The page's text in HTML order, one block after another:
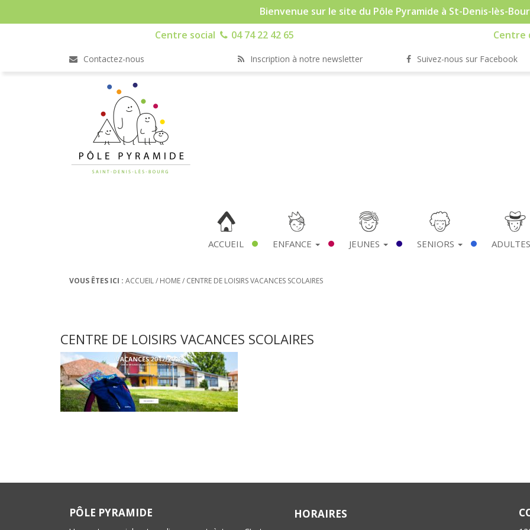
Bienvenue sur le site du Pôle Pyramide à St-Denis-lès-
Centre social
04 74 22 42 65 Centre
Contactez-nous Inscription à notre newsletter Suivez-nous sur Facebook
ACCUEIL ENFANCE JEUNES SENIORS ADULTES
VOUS ÊTES ICI : ACCUEIL/ HOME/ CENTRE DE LOISIRS VACANCES SCOLAIRES
CENTRE DE LOISIRS VACANCES SCOLAIRES
PÔLE PYRAMIDE HORAIRES